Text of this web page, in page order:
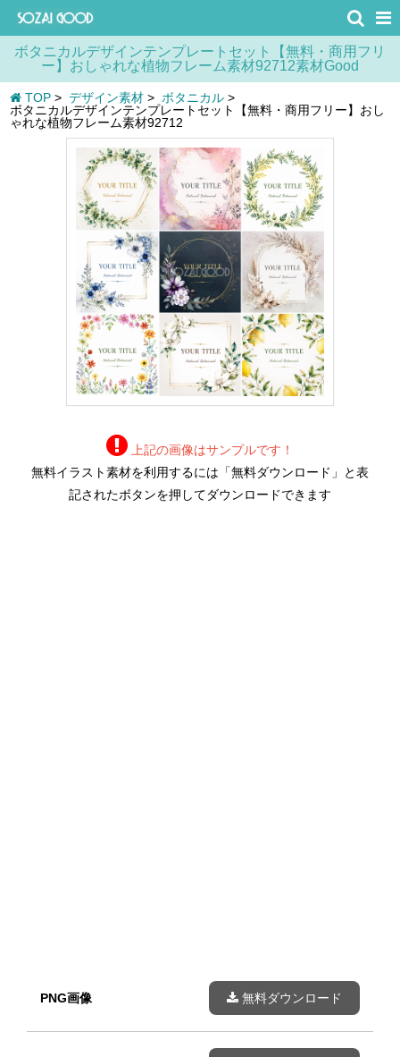
ボタニカルデザインテンプレートセット【無料・商用フリ
ー】おしゃれな植物フレーム素材92712素材Good
TOP > デザイン素材 > ボタニカル >
ボタニカルデザインテンプレートセット【無料・商用フリー】おし
ゃれな植物フレーム素材92712
上記の画像はサンプルです！
無料イラスト素材を利用するには「無料ダウンロード」と表
記されたボタンを押してダウンロードできます
PNG画像 無料ダウンロード